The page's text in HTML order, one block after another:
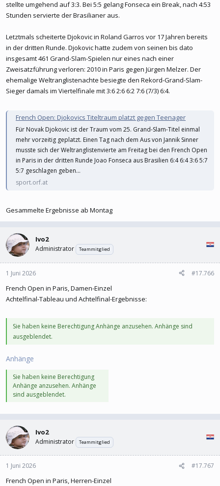
stellte umgehend auf 3:3. Bei 5:5 gelang Fonseca ein Break, nach 4:53
Stunden servierte der Brasilianer aus.
Letztmals scheiterte Djokovic in Roland Garros vor 17 Jahren bereits
in der dritten Runde. Djokovic hatte zudem von seinen bis dato
insgesamt 461 Grand-Slam-Spielen nur eines nach einer
Zweisatzführung verloren: 2010 in Paris gegen Jürgen Melzer. Der
ehemalige Weltranglistenachte besiegte den Rekord-Grand-Slam-
Sieger damals im Viertelfinale mit 3:6 2:6 6:2 7:6 (7/3) 6:4.
French Open: Djokovics Titeltraum platzt gegen Teenager
Für Novak Djokovic ist der Traum vom 25. Grand-Slam-Titel einmal
mehr vorzeitig geplatzt. Einen Tag nach dem Aus von Jannik Sinner
musste sich der Weltranglistenvierte am Freitag bei den French Open
in Paris in der dritten Runde Joao Fonseca aus Brasilien 6:4 6:4 3:6 5:7
5:7 geschlagen geben...
sport.orf.at
Gesammelte Ergebnisse ab Montag
Ivo2
Administrator Teammitglied
1 Juni 2026 #17.766
French Open in Paris, Damen-Einzel
Achtelfinal-Tableau und Achtelfinal-Ergebnisse:
Sie haben keine Berechtigung Anhänge anzusehen. Anhänge sind
ausgeblendet.
Anhänge
Sie haben keine Berechtigung
Anhänge anzusehen. Anhänge
sind ausgeblendet.
Ivo2
Administrator Teammitglied
1 Juni 2026 #17.767
French Open in Paris, Herren-Einzel